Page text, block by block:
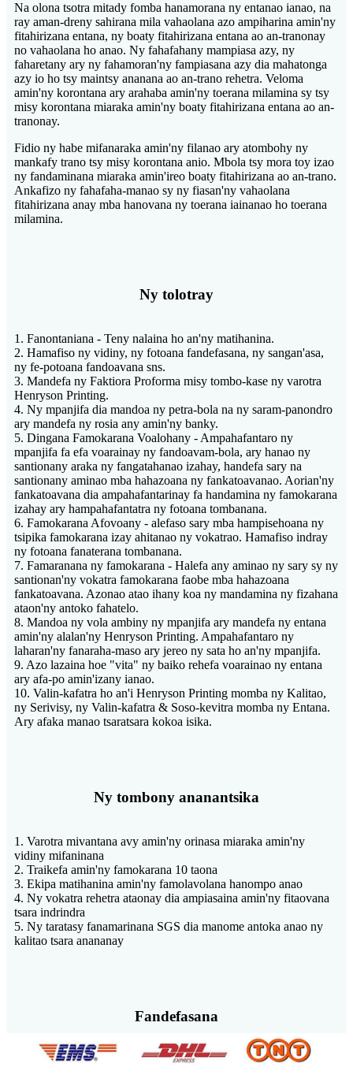
Na olona tsotra mitady fomba hanamorana ny entanao ianao, na
ray aman-dreny sahirana mila vahaolana azo ampiharina amin'ny
fitahirizana entana, ny boaty fitahirizana entana ao an-tranonay
no vahaolana ho anao. Ny fahafahany mampiasa azy, ny
faharetany ary ny fahamoran'ny fampiasana azy dia mahatonga
azy io ho tsy maintsy ananana ao an-trano rehetra. Veloma
amin'ny korontana ary arahaba amin'ny toerana milamina sy tsy
misy korontana miaraka amin'ny boaty fitahirizana entana ao an-
tranonay.
Fidio ny habe mifanaraka amin'ny filanao ary atombohy ny
mankafy trano tsy misy korontana anio. Mbola tsy mora toy izao
ny fandaminana miaraka amin'ireo boaty fitahirizana ao an-trano.
Ankafizo ny fahafaha-manao sy ny fiasan'ny vahaolana
fitahirizana anay mba hanovana ny toerana iainanao ho toerana
milamina.
Ny tolotray
1. Fanontaniana - Teny nalaina ho an'ny matihanina.
2. Hamafiso ny vidiny, ny fotoana fandefasana, ny sangan'asa,
ny fe-potoana fandoavana sns.
3. Mandefa ny Faktiora Proforma misy tombo-kase ny varotra
Henryson Printing.
4. Ny mpanjifa dia mandoa ny petra-bola na ny saram-panondro
ary mandefa ny rosia any amin'ny banky.
5. Dingana Famokarana Voalohany - Ampahafantaro ny
mpanjifa fa efa voarainay ny fandoavam-bola, ary hanao ny
santionany araka ny fangatahanao izahay, handefa sary na
santionany aminao mba hahazoana ny fankatoavanao. Aorian'ny
fankatoavana dia ampahafantarinay fa handamina ny famokarana
izahay ary hampahafantatra ny fotoana tombanana.
6. Famokarana Afovoany - alefaso sary mba hampisehoana ny
tsipika famokarana izay ahitanao ny vokatrao. Hamafiso indray
ny fotoana fanaterana tombanana.
7. Famaranana ny famokarana - Halefa any aminao ny sary sy ny
santionan'ny vokatra famokarana faobe mba hahazoana
fankatoavana. Azonao atao ihany koa ny mandamina ny fizahana
ataon'ny antoko fahatelo.
8. Mandoa ny vola ambiny ny mpanjifa ary mandefa ny entana
amin'ny alalan'ny Henryson Printing. Ampahafantaro ny
laharan'ny fanaraha-maso ary jereo ny sata ho an'ny mpanjifa.
9. Azo lazaina hoe "vita" ny baiko rehefa voarainao ny entana
ary afa-po amin'izany ianao.
10. Valin-kafatra ho an'i Henryson Printing momba ny Kalitao,
ny Serivisy, ny Valin-kafatra & Soso-kevitra momba ny Entana.
Ary afaka manao tsaratsara kokoa isika.
Ny tombony ananantsika
1. Varotra mivantana avy amin'ny orinasa miaraka amin'ny
vidiny mifaninana
2. Traikefa amin'ny famokarana 10 taona
3. Ekipa matihanina amin'ny famolavolana hanompo anao
4. Ny vokatra rehetra ataonay dia ampiasaina amin'ny fitaovana
tsara indrindra
5. Ny taratasy fanamarinana SGS dia manome antoka anao ny
kalitao tsara anananay
Fandefasana